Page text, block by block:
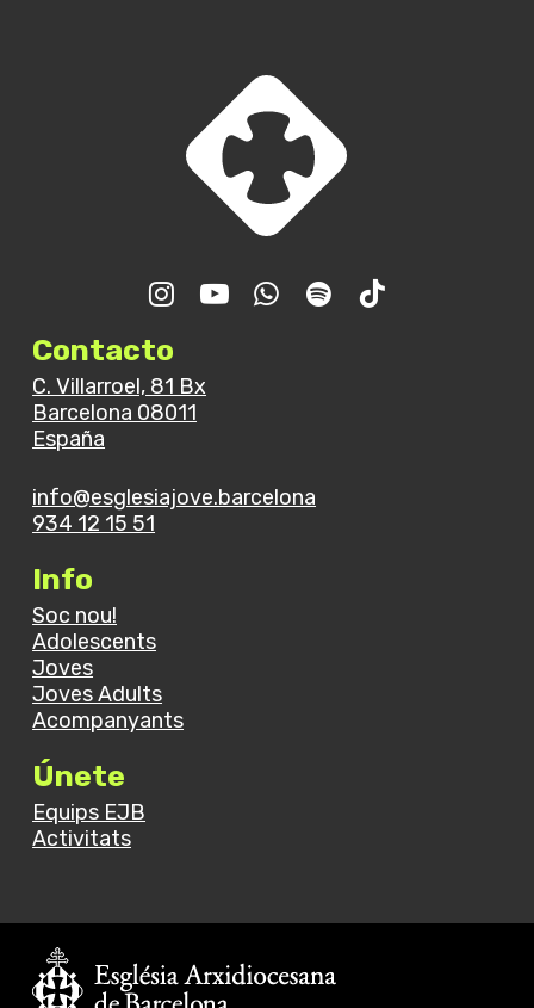
Contacto
C. Villarroel, 81 Bx
Barcelona 08011
España
info@esglesiajove.barcelona
934 12 15 51
Info
Soc nou!
Adolescents
Joves
Joves Adults
Acompanyants
Únete
Equips EJB
Activitats